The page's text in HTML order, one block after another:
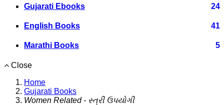
Gujarati Ebooks 24
English Books 41
Marathi Books 5
Close
Home
Gujarati Books
Women Related - સ્ત્રી ઉપયોગી